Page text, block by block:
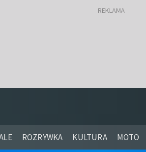
ROZRYWKA KULTURA MOTO